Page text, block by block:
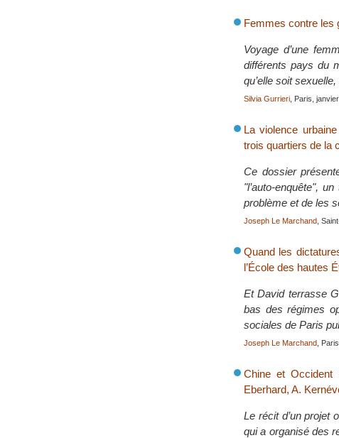
Femmes contre les
Voyage d’une
différents pays du
qu’elle soit
Silvia Gurrieri , Paris,
La violence
trois quartiers de la
Ce dossier
"l’auto-enquête",
problème et de les
Joseph Le Marchand ,
Quand les
l’École des hautes
Et David terrasse
bas des régimes
sociales de Paris
Joseph Le Marchand ,
Chine et Occident
Eberhard, A.
Le récit d’un projet
qui a organisé des